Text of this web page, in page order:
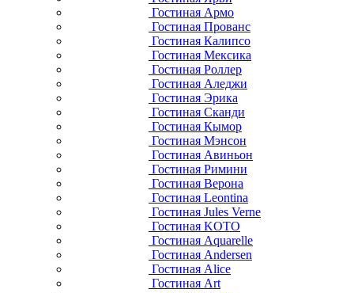
Гостиная Армо
Гостиная Прованс
Гостиная Калипсо
Гостиная Мексика
Гостиная Роллер
Гостиная Аледжи
Гостиная Эрика
Гостиная Сканди
Гостиная Кымор
Гостиная Мэнсон
Гостиная Авиньон
Гостиная Римини
Гостиная Верона
Гостиная Leontina
Гостиная Jules Verne
Гостиная KOTO
Гостиная Aquarelle
Гостиная Andersen
Гостиная Alice
Гостиная Art